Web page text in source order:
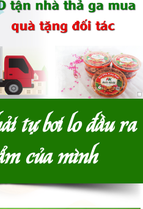
tự bơi lo đầu ra
của mình